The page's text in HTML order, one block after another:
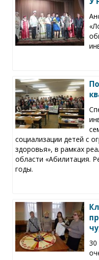
социализации детей с
здоровья», в рамках
области «Абилитация.
годы.
30